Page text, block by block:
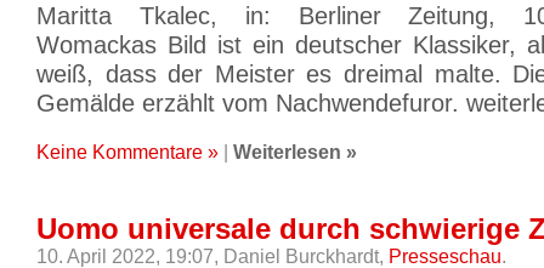
Maritta Tkalec, in: Berliner Zeitung,
Womackas Bild ist ein deutscher Klassiker,
weiß, dass der Meister es dreimal malte.
Gemälde erzählt vom Nachwendefuror.
Keine Kommentare » Weiterlesen »
Uomo universale durch schwierige
10. April 2022, 19:07, Daniel Burckhardt, Presseschau.